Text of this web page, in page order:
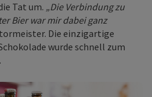
Tat um. „Die Verbindung zu
Bier war mir dabei ganz
Die einzigartige
wurde schnell zum